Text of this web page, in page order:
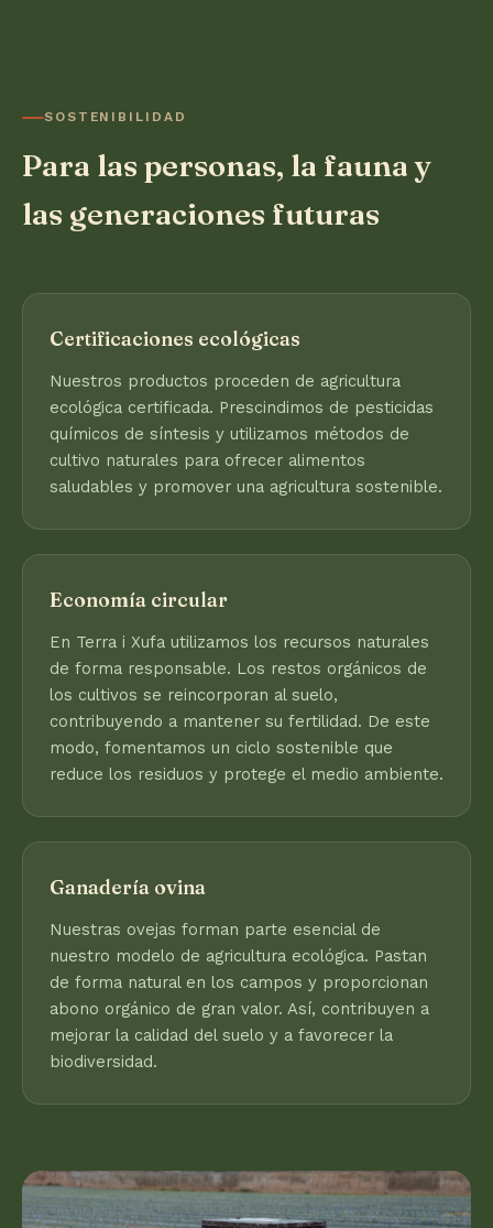
SOSTENIBILIDAD
Para las personas, la fauna y
las generaciones futuras
Certificaciones ecológicas
Nuestros productos proceden de agricultura
ecológica certificada. Prescindimos de pesticidas
químicos de síntesis y utilizamos métodos de
cultivo naturales para ofrecer alimentos
saludables y promover una agricultura sostenible.
Economía circular
En Terra i Xufa utilizamos los recursos naturales
de forma responsable. Los restos orgánicos de
los cultivos se reincorporan al suelo,
contribuyendo a mantener su fertilidad. De este
modo, fomentamos un ciclo sostenible que
reduce los residuos y protege el medio ambiente.
Ganadería ovina
Nuestras ovejas forman parte esencial de
nuestro modelo de agricultura ecológica. Pastan
de forma natural en los campos y proporcionan
abono orgánico de gran valor. Así, contribuyen a
mejorar la calidad del suelo y a favorecer la
biodiversidad.